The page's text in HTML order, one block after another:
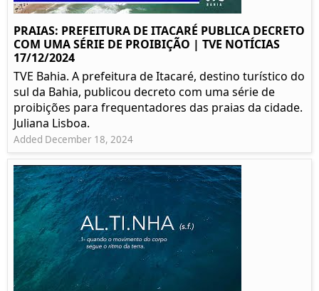
PRAIAS: PREFEITURA DE ITACARÉ PUBLICA DECRETO
COM UMA SÉRIE DE PROIBIÇÃO | TVE NOTÍCIAS
17/12/2024
TVE Bahia. A prefeitura de Itacaré, destino turístico do
sul da Bahia, publicou decreto com uma série de
proibições para frequentadores das praias da cidade.
Juliana Lisboa.
Added December 18, 2024